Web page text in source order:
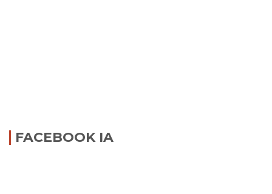
FACEBOOK IA